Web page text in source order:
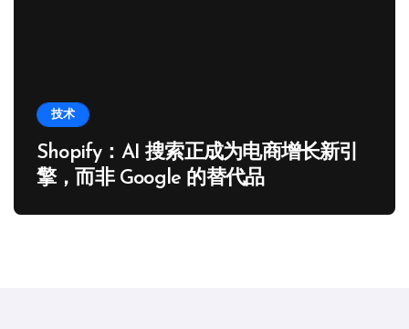
技术
Shopify：AI 搜索正成为电商增长新引
擎，而非 Google 的替代品